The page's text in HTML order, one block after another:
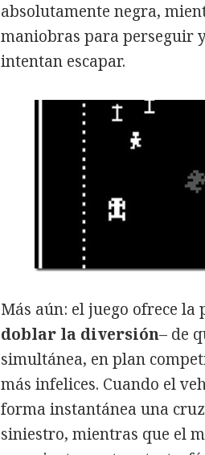
absolutamente negra,
maniobras para perseguir
intentan escapar.
Más aún: el juego ofrece
doblar la diversión– de
simultánea, en plan
más infelices. Cuando el
forma instantánea una
siniestro, mientras que el